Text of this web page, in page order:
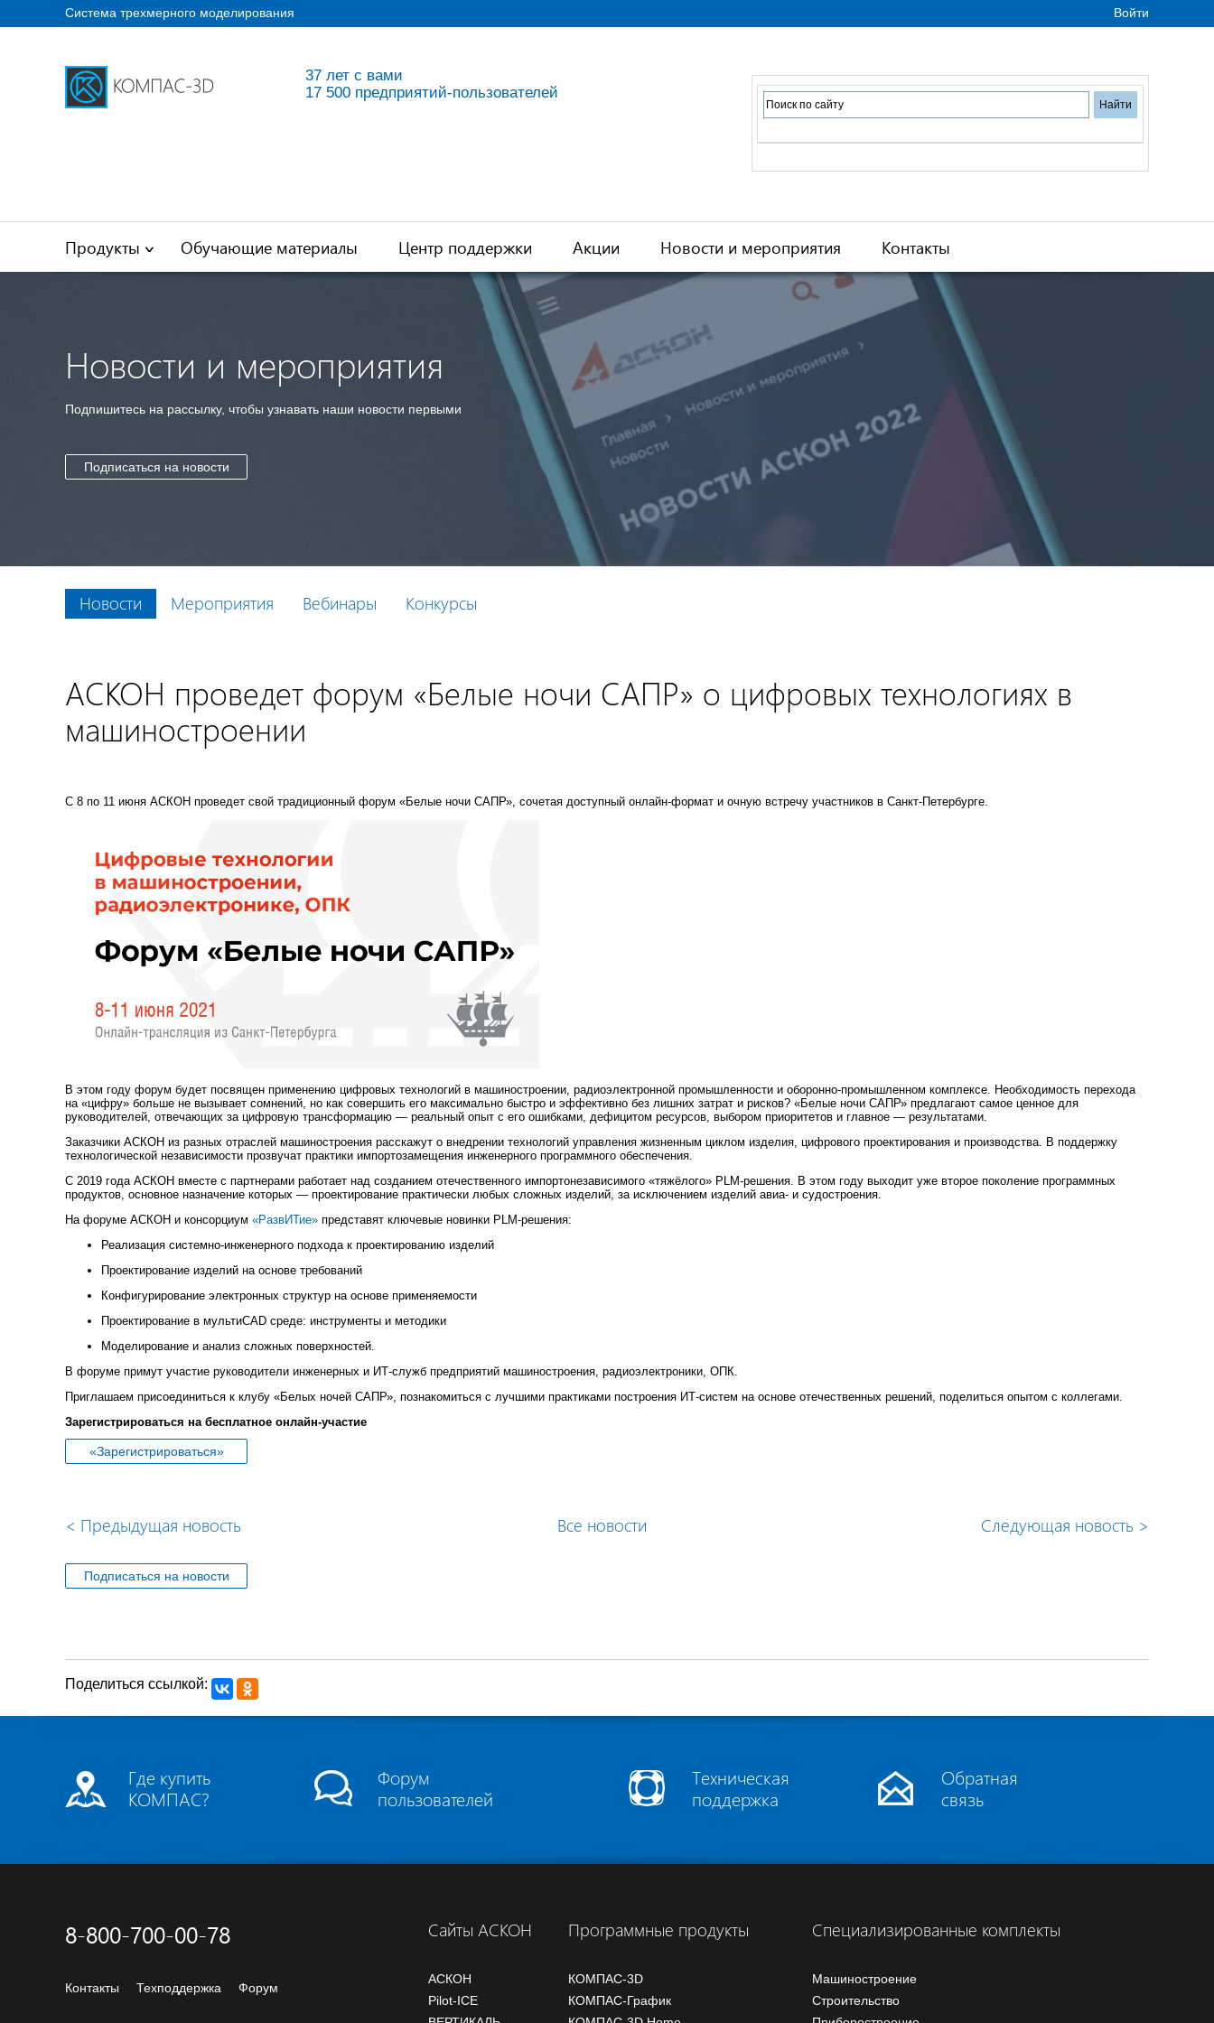
Система трехмерного моделирования Войти
37 лет с вами
17 500 предприятий-пользователей
Продукты Обучающие материалы Центр поддержки Акции Новости и мероприятия Контакты
Новости и мероприятия
Подпишитесь на рассылку, чтобы узнавать наши новости первыми
Подписаться на новости
Новости Мероприятия Вебинары Конкурсы
АСКОН проведет форум «Белые ночи САПР» о цифровых технологиях в
машиностроении
С 8 по 11 июня АСКОН проведет свой традиционный форум «Белые ночи САПР», сочетая доступный онлайн-формат и очную встречу участников в Санкт-Петербурге.
В этом году форум будет посвящен применению цифровых технологий в машиностроении, радиоэлектронной промышленности и оборонно-промышленном комплексе. Необходимость перехода
на «цифру» больше не вызывает сомнений, но как совершить его максимально быстро и эффективно без лишних затрат и рисков? «Белые ночи САПР» предлагают самое ценное для
руководителей, отвечающих за цифровую трансформацию — реальный опыт с его ошибками, дефицитом ресурсов, выбором приоритетов и главное — результатами.
Заказчики АСКОН из разных отраслей машиностроения расскажут о внедрении технологий управления жизненным циклом изделия, цифрового проектирования и производства. В поддержку
технологической независимости прозвучат практики импортозамещения инженерного программного обеспечения.
С 2019 года АСКОН вместе с партнерами работает над созданием отечественного импортонезависимого «тяжёлого» PLM-решения. В этом году выходит уже второе поколение программных
продуктов, основное назначение которых — проектирование практически любых сложных изделий, за исключением изделий авиа- и судостроения.
На форуме АСКОН и консорциум «РазвИТие» представят ключевые новинки PLM-решения:
Реализация системно-инженерного подхода к проектированию изделий
Проектирование изделий на основе требований
Конфигурирование электронных структур на основе применяемости
Проектирование в мультиCAD среде: инструменты и методики
Моделирование и анализ сложных поверхностей.
В форуме примут участие руководители инженерных и ИТ-служб предприятий машиностроения, радиоэлектроники, ОПК.
Приглашаем присоединиться к клубу «Белых ночей САПР», познакомиться с лучшими практиками построения ИТ-систем на основе отечественных решений, поделиться опытом с коллегами.
Зарегистрироваться на бесплатное онлайн-участие
«Зарегистрироваться»
< Предыдущая новость Все новости Следующая новость >
Подписаться на новости
Поделиться ссылкой:
Где купить
КОМПАС?
Форум
пользователей
Техническая
поддержка
Обратная
связь
8-800-700-00-78
Контакты Техподдержка Форум
Сайты АСКОН
АСКОН
Pilot-ICE
Программные продукты
КОМПАС-3D
КОМПАС-График
Специализированные комплекты
Машиностроение
Строительство